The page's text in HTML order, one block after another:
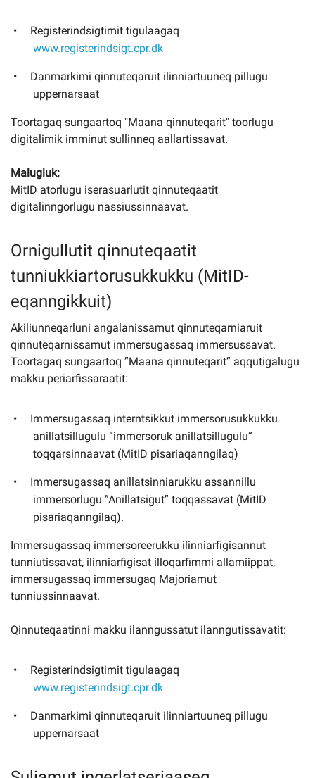
Registerindsigtimit tigulaagaq
www.registerindsigt.cpr.dk
Danmarkimi qinnuteqaruit ilinniartuuneq pillugu
uppernarsaat
Toortagaq sungaartoq "Maana qinnuteqarit" toorlugu
digitalimik imminut sullinneq aallartissavat.
Malugiuk:
MitID atorlugu iserasuarlutit qinnuteqaatit
digitalinngorlugu nassiussinnaavat.
Ornigullutit qinnuteqaatit
tunniukkiartorusukkukku (MitID-
eqanngikkuit)
Akiliunneqarluni angalanissamut qinnuteqarniaruit
qinnuteqarnissamut immersugassaq immersussavat.
Toortagaq sungaartoq ”Maana qinnuteqarit” aqqutigalugu
makku periarfissaraatit:
Immersugassaq interntsikkut immersorusukkukku
anillatsillugulu ”immersoruk anillatsillugulu”
toqqarsinnaavat (MitID pisariaqanngilaq)
Immersugassaq anillatsinniarukku assannillu
immersorlugu ”Anillatsigut” toqqassavat (MitID
pisariaqanngilaq).
Immersugassaq immersoreerukku ilinniarfigisannut
tunniutissavat, ilinniarfigisat illoqarfimmi allamiippat,
immersugassaq immersugaq Majoriamut
tunniussinnaavat.
Qinnuteqaatinni makku ilanngussatut ilanngutissavatit:
Registerindsigtimit tigulaagaq
www.registerindsigt.cpr.dk
Danmarkimi qinnuteqaruit ilinniartuuneq pillugu
uppernarsaat